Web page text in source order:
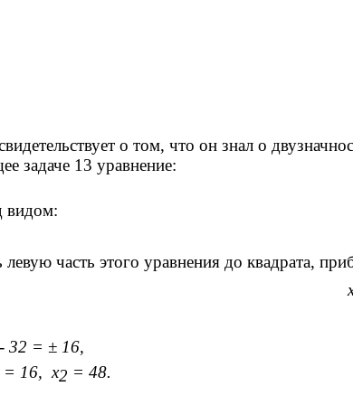
свидетельствует о том, что он знал
задаче 13 уравнение:
видом:
часть этого уравнения до квадрата,
16,
= 16, х2 = 48.